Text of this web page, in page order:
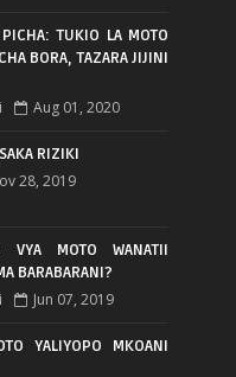
TUKIO LA MOTO
BORA, TAZARA JIJINI
Aug 01, 2020
RIZIKI
28, 2019
VYA MOTO WANATII
BARABARANI?
Jun 07, 2019
YALIYOPO MKOANI